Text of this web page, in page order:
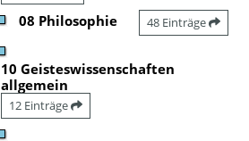
08 Philosophie 48 Einträge
10 Geisteswissenschaften
allgemein
12 Einträge